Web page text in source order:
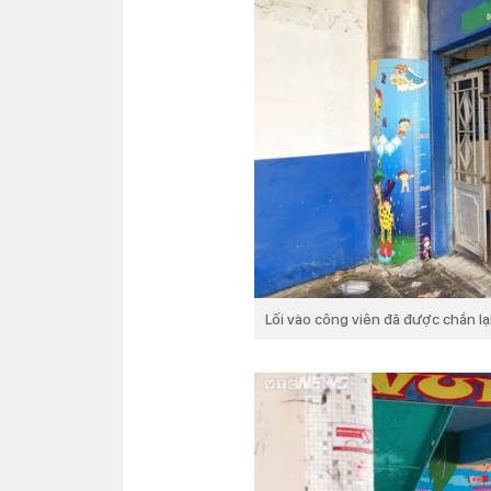
Lối vào công viên đã được chắn